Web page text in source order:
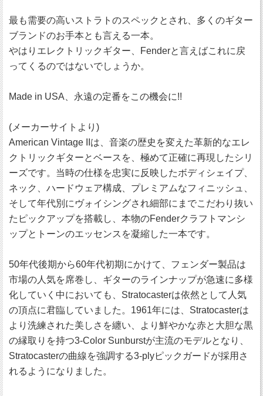
最も需要の高いストラトのスペックとされ、多くのギター
ブランドのお手本とも言える一本。
やはりエレクトリックギター、Fenderと言えばこれに戻
ってくるのではないでしょうか。
Made in USA、永遠の定番をこの機会に!!
(メーカーサイトより)
American Vintage IIは、音楽の歴史を変えた革新的なエレ
クトリックギターとベースを、極めて正確に再現したシリ
ーズです。当時の仕様を忠実に反映したボディシェイプ、
ネック、ハードウェア構成、プレミアムなフィニッシュ、
そして年代別にヴォイシングされ細部にまでこだわり抜い
たピックアップを搭載し、本物のFenderクラフトマンシ
ップとトーンのエッセンスを凝縮した一本です。
50年代後期から60年代初期にかけて、フェンダー製品は
市場の人気を席巻し、ギターのラインナップが急速に多様
化していく中においても、Stratocasterは依然として人気
の頂点に君臨していました。1961年には、Stratocasterは
より洗練された美しさを纏い、より鮮やかな赤と大胆な黒
の縁取りを持つ3-Color Sunburstが主流のモデルとなり、
Stratocasterの曲線を強調する3-plyピックガードが採用さ
れるようになりました。